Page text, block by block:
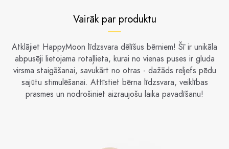
Vairāk par produktu
Atklājiet HappyMoon līdzsvara dēlīšus bērniem! Šī ir unikāla
abpusēji lietojama rotaļlieta, kurai no vienas puses ir gluda
virsma staigāšanai, savukārt no otras - dažāds reljefs pēdu
sajūtu stimulēšanai. Attīstiet bērna līdzsvara, veiklības
prasmes un nodrošiniet aizraujošu laika pavadīšanu!